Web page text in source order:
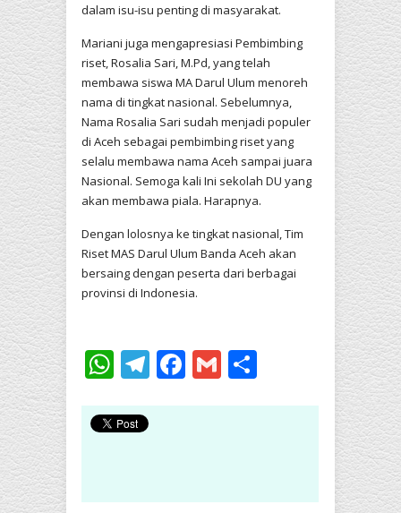
dalam isu-isu penting di masyarakat.
Mariani juga mengapresiasi Pembimbing
riset, Rosalia Sari, M.Pd, yang telah
membawa siswa MA Darul Ulum menoreh
nama di tingkat nasional. Sebelumnya,
Nama Rosalia Sari sudah menjadi populer
di Aceh sebagai pembimbing riset yang
selalu membawa nama Aceh sampai juara
Nasional. Semoga kali Ini sekolah DU yang
akan membawa piala. Harapnya.
Dengan lolosnya ke tingkat nasional, Tim
Riset MAS Darul Ulum Banda Aceh akan
bersaing dengan peserta dari berbagai
provinsi di Indonesia.
WhatsApp
Telegram
Facebook
Gmail